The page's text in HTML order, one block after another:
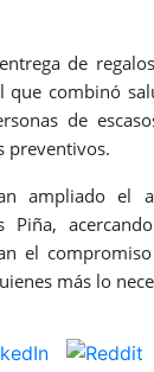
de
combinó
de
preventivos.
ampliado el
el
más lo